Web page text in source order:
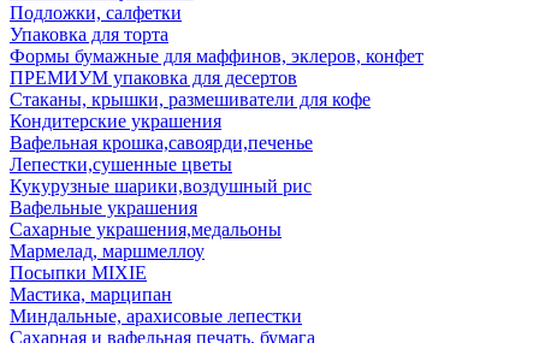
Подложки, салфетки
Упаковка для торта
Формы бумажные для маффинов, эклеров, конфет
ПРЕМИУМ упаковка для десертов
Стаканы, крышки, размешиватели для кофе
Кондитерские украшения
Вафельная крошка,савоярди,печенье
Лепестки,сушенные цветы
Кукурузные шарики,воздушный рис
Вафельные украшения
Сахарные украшения,медальоны
Мармелад, маршмеллоу
Посыпки MIXIE
Мастика, марципан
Миндальные, арахисовые лепестки
Сахарная и вафельная печать, бумага